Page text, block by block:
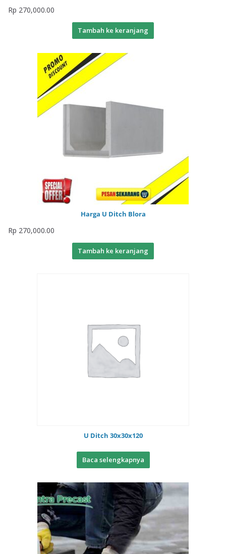
Rp 270,000.00
Tambah ke keranjang
Harga U Ditch Blora
Rp 270,000.00
Tambah ke keranjang
U Ditch 30x30x120
Baca selengkapnya